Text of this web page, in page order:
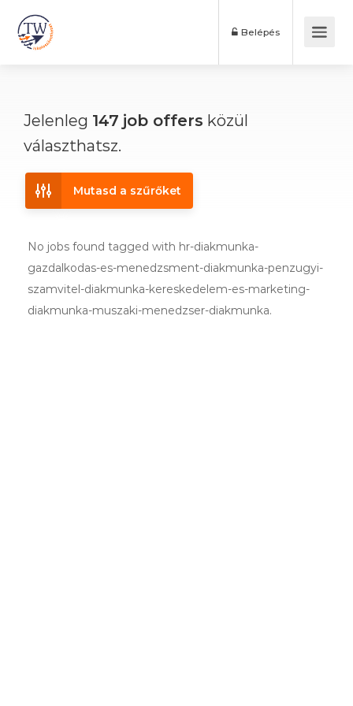
Belépés
Jelenleg 147 job offers közül
választhatsz.
Mutasd a szűrőket
No jobs found tagged with hr-diakmunka-
gazdalkodas-es-menedzsment-diakmunka-penzugyi-
szamvitel-diakmunka-kereskedelem-es-marketing-
diakmunka-muszaki-menedzser-diakmunka.